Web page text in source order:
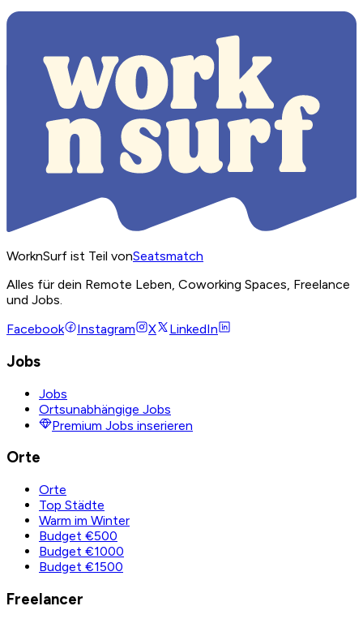
WorknSurf ist Teil vonSeatsmatch
Alles für dein Remote Leben, Coworking Spaces, Freelance
und Jobs.
Facebook
Instagram X LinkedIn
Jobs
Jobs
Ortsunabhängige Jobs
Premium Jobs inserieren
Orte
Orte
Top Städte
Warm im Winter
Budget €500
Budget €1000
Budget €1500
Freelancer